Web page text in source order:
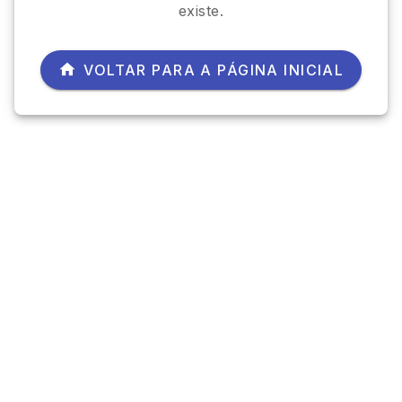
existe.
VOLTAR PARA A PÁGINA INICIAL